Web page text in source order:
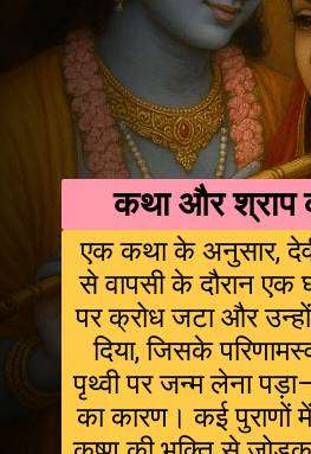
कथा और श्राप
एक कथा के अनुसार,
से वापसी के दौरान एक
पर क्रोध जटा और
दिया, जिसके
पृथ्वी पर जन्म लेना
का कारण। कई पुराणों